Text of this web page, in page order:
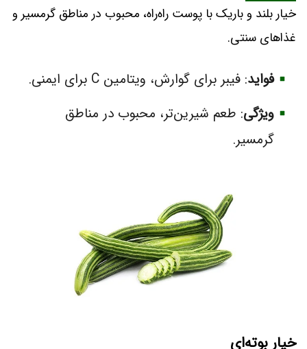
خیار بلند و باریک با پوست راه‌راه، محبوب در مناطق گرمسیر و
غذاهای سنتی.
فواید: فیبر برای گوارش، ویتامین C برای ایمنی.
ویژگی: طعم شیرین‌تر، محبوب در مناطق
گرمسیر.
خیار بوته‌ای